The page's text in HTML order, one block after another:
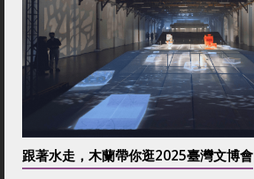
跟著水走，木蘭帶你逛2025臺灣文博會